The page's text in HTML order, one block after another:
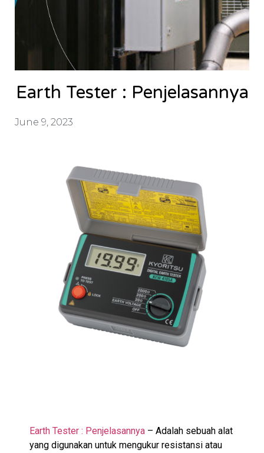
Earth Tester : Penjelasannya
June 9, 2023
Earth Tester : Penjelasannya – Adalah sebuah alat
yang digunakan untuk mengukur resistansi atau